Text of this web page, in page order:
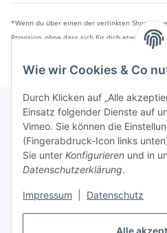
Alle
Wie wir Cookies & Co
Durch Klicken auf „Alle
Einsatz folgender Dienste auf
Vimeo. Sie können die
(Fingerabdruck-Icon links
Sie unter Konfigurieren und in
Datenschutzerklärung.
Impressum Datenschutz
*Wenn du über einen der verlinkten Shops
Provision, ohne dass sich für dich etwas am
Informationen
Gesetzliche Informationen